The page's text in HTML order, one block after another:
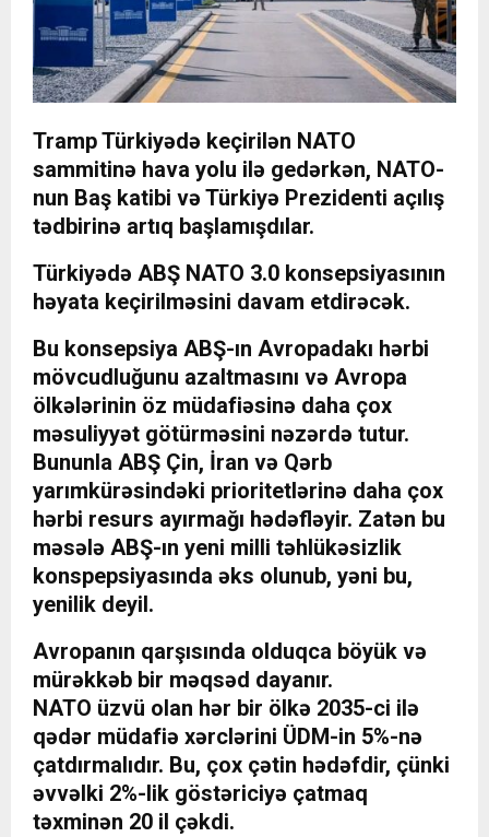
Tramp Türkiyədə keçirilən NATO
sammitinə hava yolu ilə gedərkən, NATO-
nun Baş katibi və Türkiyə Prezidenti açılış
tədbirinə artıq başlamışdılar.
Türkiyədə ABŞ NATO 3.0 konsepsiyasının
həyata keçirilməsini davam etdirəcək.
Bu konsepsiya ABŞ-ın Avropadakı hərbi
mövcudluğunu azaltmasını və Avropa
ölkələrinin öz müdafiəsinə daha çox
məsuliyyət götürməsini nəzərdə tutur.
Bununla ABŞ Çin, İran və Qərb
yarımkürəsindəki prioritetlərinə daha çox
hərbi resurs ayırmağı hədəfləyir. Zatən bu
məsələ ABŞ-ın yeni milli təhlükəsizlik
konspepsiyasında əks olunub, yəni bu,
yenilik deyil.
Avropanın qarşısında olduqca böyük və
mürəkkəb bir məqsəd dayanır.
NATO üzvü olan hər bir ölkə 2035-ci ilə
qədər müdafiə xərclərini ÜDM-in 5%-nə
çatdırmalıdır. Bu, çox çətin hədəfdir, çünki
əvvəlki 2%-lik göstəriciyə çatmaq
təxminən 20 il çəkdi.